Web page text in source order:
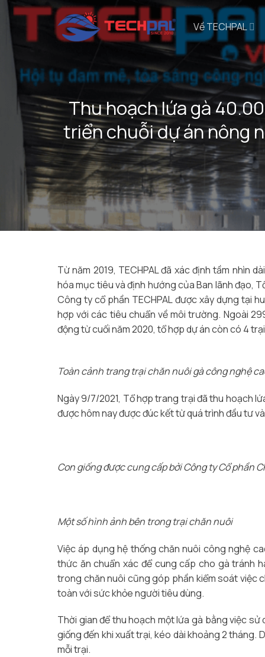
Bỏ
qua
nội
dung
Về TECHPAL
Thu hoạch lứa gà
triển chuỗi dự án nông
Từ năm 2019, TECHPAL đã xác định tầm nhìn
hóa mục tiêu và định hướng của Ban lãnh đạo,
Công ty cổ phần TECHPAL được xây dựng tại
hợp với các tiêu chuẩn về môi trường. Ngoài
động từ cuối năm 2020, tổ hợp dự án còn có 4
Toàn cảnh trang trại chăn nuôi gà công nghệ
Ngày 9/7/2021, Tổ hợp trang trại đã thu hoạch
được hôm nay được đúc kết từ quá trình đầu tư
Con giống được cung cấp bởi Công ty Cổ phần
Một số hình ảnh bên trong trại chăn nuôi
Việc áp dụng hệ thống chăn nuôi công nghệ
thức ăn chuẩn xác để cung cấp cho gà tránh
trong chăn nuôi cũng góp phần kiểm soát việc
toàn với sức khỏe người tiêu dùng.
Thời gian để thu hoạch một lứa gà bằng việc
giống đến khi xuất trại, kéo dài khoảng 2 tháng.
mỗi trại.